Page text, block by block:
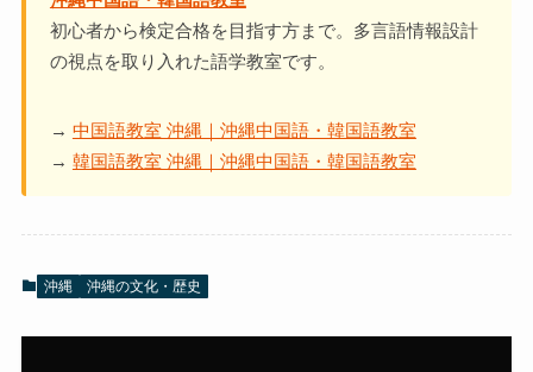
初心者から検定合格を目指す方まで。多言語情報設計
の視点を取り入れた語学教室です。
→ 中国語教室 沖縄｜沖縄中国語・韓国語教室
→ 韓国語教室 沖縄｜沖縄中国語・韓国語教室
沖縄 沖縄の文化・歴史